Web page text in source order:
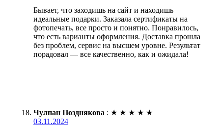
Бывает, что заходишь на сайт и находишь
идеальные подарки. Заказала сертификаты на
фотопечать, все просто и понятно. Понравилось,
что есть варианты оформления. Доставка прошла
без проблем, сервис на высшем уровне. Результат
порадовал — все качественно, как и ожидала!
Чулпан Позднякова : ★ ★ ★ ★ ★
03.11.2024